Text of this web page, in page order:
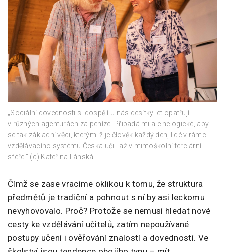
„Sociální dovednosti si dospělí u nás desítky let opatřují
v různých agenturách za peníze. Připadá mi ale nelogické, aby
se tak základní věci, kterými žije člověk každý den, lidé v rámci
vzdělávacího systému Česka učili až v mimoškolní terciární
sféře.“ (c) Kateřina Lánská
Čímž se zase vracíme oklikou k tomu, že struktura
předmětů je tradiční a pohnout s ní by asi leckomu
nevyhovovalo. Proč? Protože se nemusí hledat nové
cesty ke vzdělávání učitelů, zatím nepoužívané
postupy učení i ověřování znalostí a dovedností. Ve